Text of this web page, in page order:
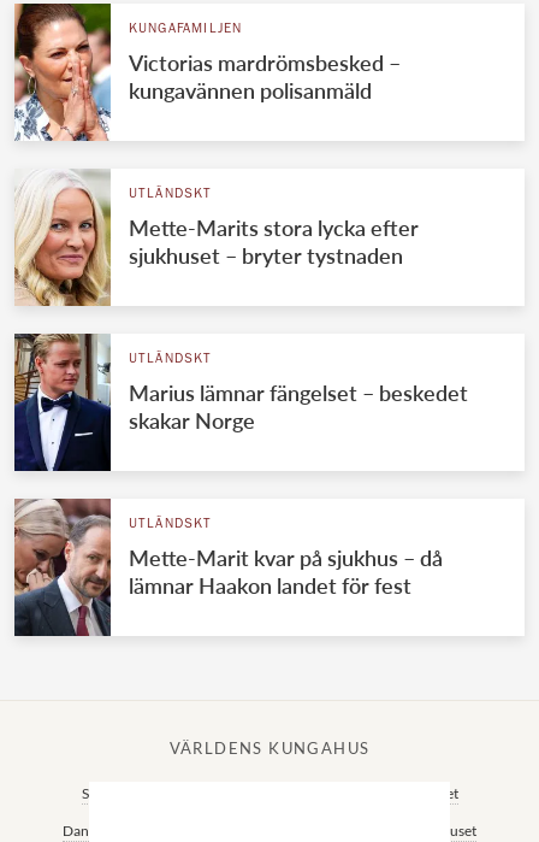
KUNGAFAMILJEN
Victorias mardrömsbesked –
kungavännen polisanmäld
UTLÄNDSKT
Mette-Marits stora lycka efter
sjukhuset – bryter tystnaden
UTLÄNDSKT
Marius lämnar fängelset – beskedet
skakar Norge
UTLÄNDSKT
Mette-Marit kvar på sjukhus – då
lämnar Haakon landet för fest
VÄRLDENS KUNGAHUS
Svenska kungahuset Norska kungahuset
Danska kungahuset Nederländska kungahuset